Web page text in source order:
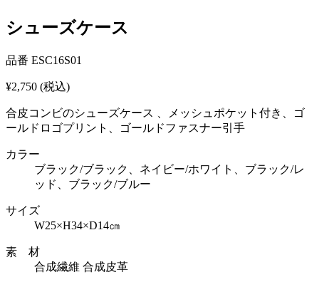
シューズケース
品番 ESC16S01
¥2,750 (税込)
合皮コンビのシューズケース 、メッシュポケット付き、ゴ
ールドロゴプリント、ゴールドファスナー引手
カラー
ブラック/ブラック、ネイビー/ホワイト、ブラック/レ
ッド、ブラック/ブルー
サイズ
W25×H34×D14㎝
素 材
合成繊維 合成皮革